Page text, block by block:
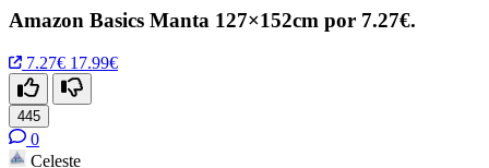
Amazon Basics Manta 127×152cm por 7.27€.
7.27€ 17.99€
445
0
Celeste